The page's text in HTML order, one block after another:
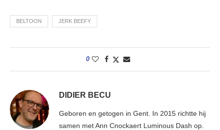
BELTOON JERK BEEFY
0
DIDIER BECU
Geboren en getogen in Gent. In 2015 richtte hij
samen met Ann Cnockaert Luminous Dash op.